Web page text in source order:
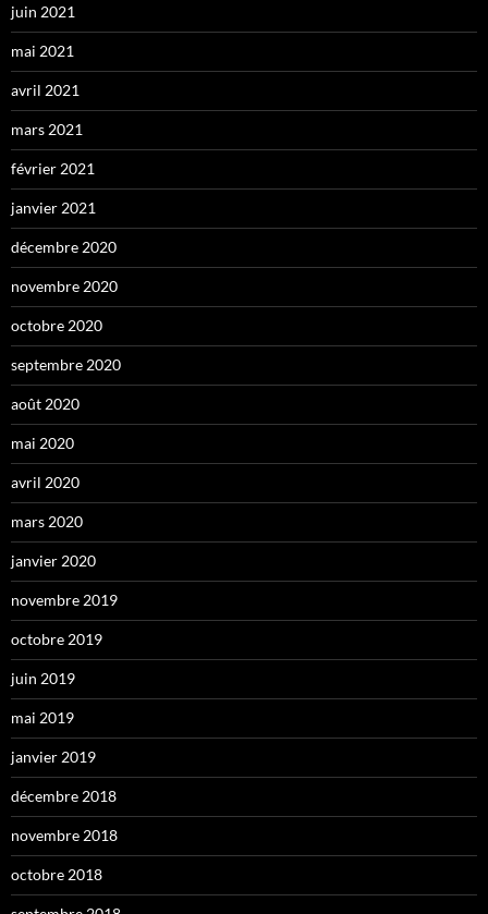
juin 2021
mai 2021
avril 2021
mars 2021
février 2021
janvier 2021
décembre 2020
novembre 2020
octobre 2020
septembre 2020
août 2020
mai 2020
avril 2020
mars 2020
janvier 2020
novembre 2019
octobre 2019
juin 2019
mai 2019
janvier 2019
décembre 2018
novembre 2018
octobre 2018